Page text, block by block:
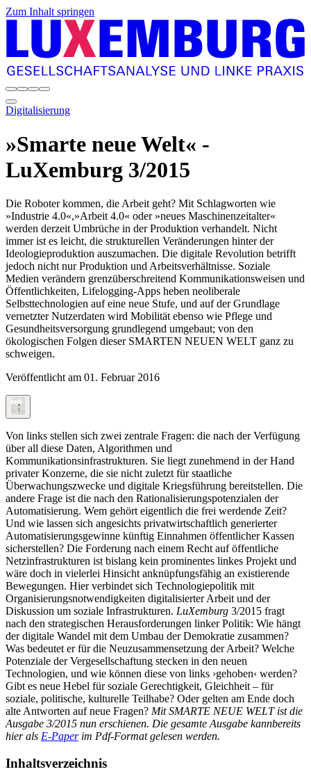
Zum Inhalt springen
Digitalisierung
»Smarte neue Welt« -
LuXemburg 3/2015
Die Roboter kommen, die Arbeit geht? Mit Schlagworten wie
»Industrie 4.0«,»Arbeit 4.0« oder »neues Maschinenzeitalter«
werden derzeit Umbrüche in der Produktion verhandelt. Nicht
immer ist es leicht, die strukturellen Veränderungen hinter der
Ideologieproduktion auszumachen. Die digitale Revolution betrifft
jedoch nicht nur Produktion und Arbeitsverhältnisse. Soziale
Medien verändern grenzüberschreitend Kommunikationsweisen und
Öffentlichkeiten, Lifelogging-Apps heben neoliberale
Selbsttechnologien auf eine neue Stufe, und auf der Grundlage
vernetzter Nutzerdaten wird Mobilität ebenso wie Pflege und
Gesundheitsversorgung grundlegend umgebaut; von den
ökologischen Folgen dieser SMARTEN NEUEN WELT ganz zu
schweigen.
Veröffentlicht am 01. Februar 2016
Von links stellen sich zwei zentrale Fragen: die nach der Verfügung
über all diese Daten, Algorithmen und
Kommunikationsinfrastrukturen. Sie liegt zunehmend in der Hand
privater Konzerne, die sie nicht zuletzt für staatliche
Überwachungszwecke und digitale Kriegsführung bereitstellen. Die
andere Frage ist die nach den Rationalisierungspotenzialen der
Automatisierung. Wem gehört eigentlich die frei werdende Zeit?
Und wie lassen sich angesichts privatwirtschaftlich generierter
Automatisierungsgewinne künftig Einnahmen öffentlicher Kassen
sicherstellen? Die Forderung nach einem Recht auf öffentliche
Netzinfrastrukturen ist bislang kein prominentes linkes Projekt und
wäre doch in vielerlei Hinsicht anknüpfungsfähig an existierende
Bewegungen. Hier verbindet sich Technologiepolitik mit
Organisierungsnotwendigkeiten digitalisierter Arbeit und der
Diskussion um soziale Infrastrukturen. LuXemburg 3/2015 fragt
nach den strategischen Herausforderungen linker Politik: Wie hängt
der digitale Wandel mit dem Umbau der Demokratie zusammen?
Was bedeutet er für die Neuzusammensetzung der Arbeit? Welche
Potenziale der Vergesellschaftung stecken in den neuen
Technologien, und wie können diese von links ›gehoben‹ werden?
Gibt es neue Hebel für soziale Gerechtigkeit, Gleichheit – für
soziale, politische, kulturelle Teilhabe? Oder gelten am Ende doch
alte Antworten auf neue Fragen? Mit SMARTE NEUE WELT ist die
Ausgabe 3/2015 nun erschienen. Die gesamte Ausgabe kannbereits
hier als E-Paperim Pdf-Format gelesen werden.
Inhaltsverzeichnis